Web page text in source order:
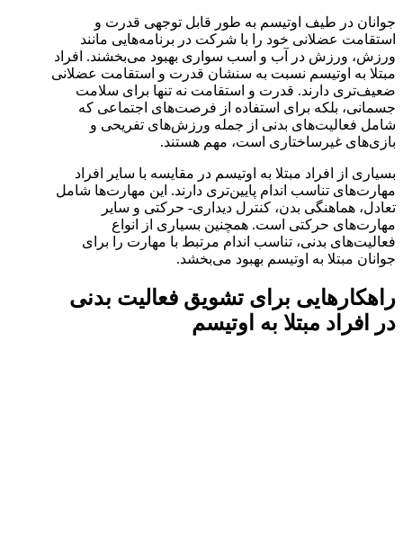
جوانان در طیف اوتیسم به طور قابل توجهی قدرت و
استقامت عضلانی خود را با شرکت در برنامه‌هایی مانند
ورزش، ورزش در آب و اسب سواری بهبود می‌بخشند. افراد
مبتلا به اوتیسم نسبت به سنشان قدرت و استقامت عضلانی
ضعیف‌تری دارند. قدرت و استقامت نه تنها برای سلامت
جسمانی، بلکه برای استفاده از فرصت‌های اجتماعی که
شامل فعالیت‌های بدنی از جمله ورزش‌های تفریحی و
بازی‌های غیرساختاری است، مهم هستند.
بسیاری از افراد مبتلا به اوتیسم در مقایسه با سایر افراد
مهارت‌های تناسب اندام پایین‌تری دارند. این مهارت‌ها شامل
تعادل، هماهنگی بدن، کنترل دیداری- حرکتی و سایر
مهارت‌های حرکتی است. همچنین بسیاری از انواع
فعالیت‌های بدنی، تناسب اندام مرتبط با مهارت را برای
جوانان مبتلا به اوتیسم بهبود می‌بخشد.
راهکارهایی برای تشویق فعالیت بدنی
در افراد مبتلا به اوتیسم